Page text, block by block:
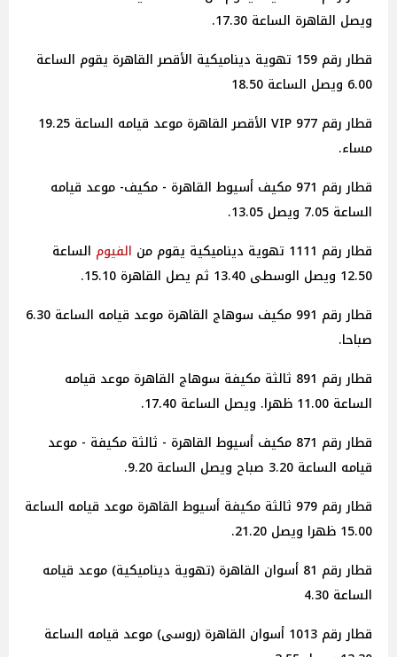
ويصل القاهرة الساعة 17.30.
قطار رقم 159 تهوية ديناميكية الأقصر القاهرة يقوم الساعة
6.00 ويصل الساعة 18.50
قطار رقم 977 VIP الأقصر القاهرة موعد قيامه الساعة 19.25
مساء.
قطار رقم 971 مكيف أسيوط القاهرة - مكيف- موعد قيامه
الساعة 7.05 ويصل 13.05.
قطار رقم 1111 تهوية ديناميكية يقوم من
الفيوم الساعة
12.50 ويصل الوسطى 13.40 ثم يصل القاهرة 15.10.
قطار رقم 991 مكيف سوهاج القاهرة موعد قيامه الساعة 6.30
صباحا.
قطار رقم 891 ثالثة مكيفة سوهاج القاهرة موعد قيامه
الساعة 11.00 ظهرا. ويصل الساعة 17.40.
قطار رقم 871 مكيف أسيوط القاهرة - ثالثة مكيفة - موعد
قيامه الساعة 3.20 صباح ويصل الساعة 9.20.
قطار رقم 979 ثالثة مكيفة أسيوط القاهرة موعد قيامه الساعة
15.00 ظهرا ويصل 21.20.
قطار رقم 81 أسوان القاهرة (تهوية ديناميكية) موعد قيامه
الساعة 4.30
قطار رقم 1013 أسوان القاهرة (روسى) موعد قيامه الساعة